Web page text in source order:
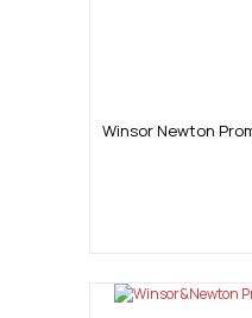
Winsor Newton